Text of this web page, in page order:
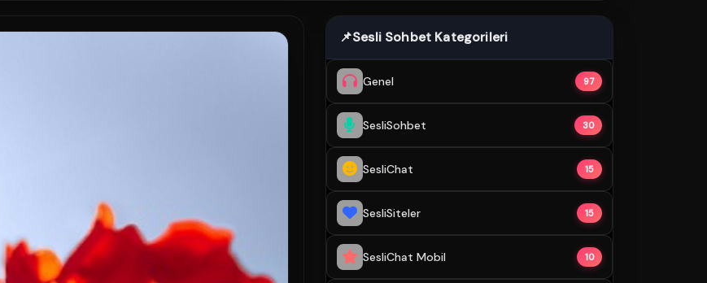
📌Sesli Sohbet Kategorileri
Genel 97
SesliSohbet 30
SesliChat 15
SesliSiteler 15
SesliChat Mobil 10